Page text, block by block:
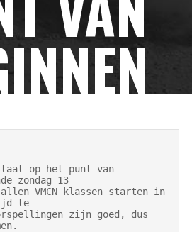
op het punt van
zondag 13
VMCN klassen starten in
te
zijn goed, dus